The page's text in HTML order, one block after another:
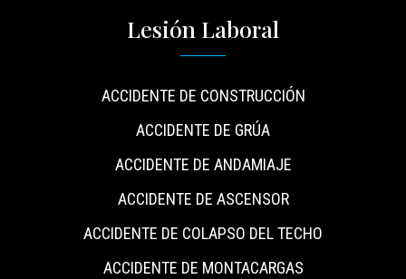
Lesión Laboral
ACCIDENTE DE CONSTRUCCIÓN
ACCIDENTE DE GRÚA
ACCIDENTE DE ANDAMIAJE
ACCIDENTE DE ASCENSOR
ACCIDENTE DE COLAPSO DEL TECHO
ACCIDENTE DE MONTACARGAS